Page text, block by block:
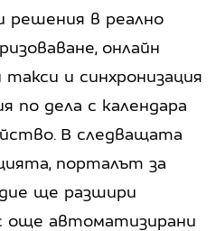
решения в реално
онлайн
и синхронизация
по дела с календара
В следващата
порталът за
ще разшири
още автоматизирани